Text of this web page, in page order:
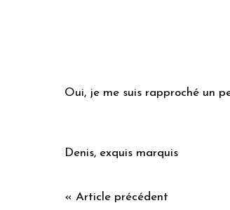
Oui, je me suis rapproché un
Denis, exquis marquis
« Article précédent